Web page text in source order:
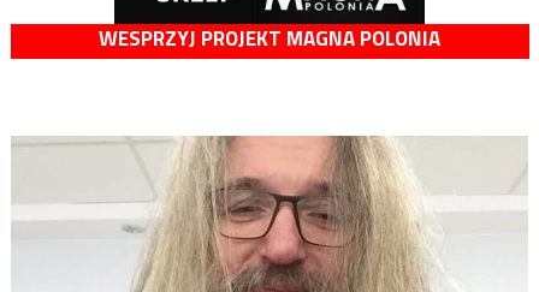
WESPRZYJ PROJEKT MAGNA POLONIA